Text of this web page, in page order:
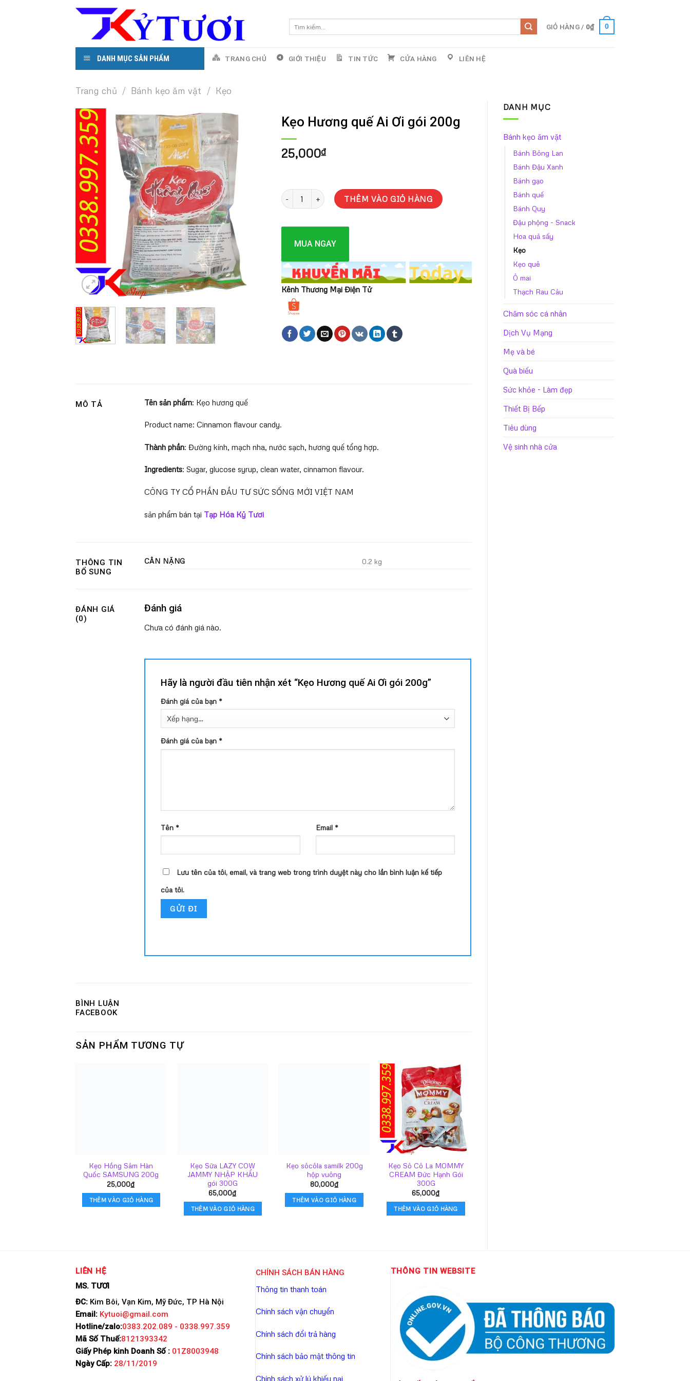
kiếm:
GIỎ HÀNG / 0₫ 0
DANH MỤC SẢN PHẨM TRANG CHỦ GIỚI THIỆU TIN TỨC CỬA HÀNG LIÊN HỆ
Trang chủ / Bánh kẹo ăm vặt / Kẹo
DANH MỤC
Bánh kẹo ăm vặt
Bánh Bông Lan
Bánh Đậu Xanh
Bánh gạo
Bánh quế
Bánh Quy
Đậu phộng - Snack
Hoa quả sấy
Kẹo
Kẹo quê
Ô mai
Thạch Rau Câu
Chăm sóc cá nhân
Dịch Vụ Mạng
Mẹ và bé
Quà biếu
Sức khỏe - Làm đẹp
Thiết Bị Bếp
Tiêu dùng
Vệ sinh nhà cửa
Kẹo Hương quế Ai Ơi gói 200g
25,000₫
Kẹo Hương quế Ai Ơi gói 200g số lượng
THÊM VÀO GIỎ HÀNG
MUA NGAY
Kênh Thương Mại Điện Tử
MÔ TẢ Tên sản phẩm: Kẹo hương quế
Product name: Cinnamon flavour candy.
Thành phần: Đường kính, mạch nha, nước sạch, hương quế tổng hợp.
Ingredients: Sugar, glucose syrup, clean water, cinnamon flavour.
CÔNG TY CỔ PHẦN ĐẦU TƯ SỨC SỐNG MỚI VIỆT NAM
sản phẩm bán tại Tạp Hóa Kỷ Tươi
THÔNG TIN
BỔ SUNG
CÂN NẶNG 0.2 kg
ĐÁNH GIÁ
(0)
Đánh giá
Chưa có đánh giá nào.
Hãy là người đầu tiên nhận xét “Kẹo Hương quế Ai Ơi gói 200g”
Đánh giá của bạn *
Đánh giá của bạn *
Tên * Email *
Lưu tên của tôi, email, và trang web trong trình duyệt này cho lần bình luận kế tiếp
của tôi.
BÌNH LUẬN
FACEBOOK
SẢN PHẨM TƯƠNG TỰ
Kẹo Hồng Sâm Hàn
Quốc SAMSUNG 200g
25,000₫
THÊM VÀO GIỎ HÀNG
Kẹo Sữa LAZY COW
JAMMY NHẬP KHẨU
gói 300G
65,000₫
THÊM VÀO GIỎ HÀNG
Kẹo sôcôla samilk 200g
hộp vuông
80,000₫
THÊM VÀO GIỎ HÀNG
Kẹo Sô Cô La MOMMY
CREAM Đức Hạnh Gói
300G
65,000₫
THÊM VÀO GIỎ HÀNG
LIÊN HỆ
MS. TƯƠI
ĐC: Kim Bôi, Vạn Kim, Mỹ Đức, TP Hà Nội
Email: Kytuoi@gmail.com
Hotline/zalo:0383.202.089 - 0338.997.359
Mã Số Thuế:8121393342
Giấy Phép kinh Doanh Số : 01Z8003948
Ngày Cấp: 28/11/2019
CHÍNH SÁCH BÁN HÀNG
Thông tin thanh toán
Chính sách vận chuyển
Chính sách đổi trả hàng
Chính sách bảo mật thông tin
Chính sách xử lý khiếu nại
THÔNG TIN WEBSITE